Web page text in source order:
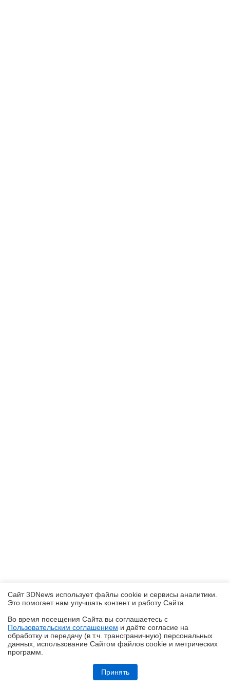
Обзор игрового QD-OLED-монитора ASUS ROG Strix OLED
XG27AQDMES: самый доступный в линейке
Сайт 3DNews использует файлы cookie и сервисы аналитики.
Это помогает нам улучшать контент и работу Cайта.
Во время посещения Cайта вы соглашаетесь с
Пользовательским соглашением и даёте согласие на
обработку и передачу (в т.ч. трансграничную) персональных
данных, использование Cайтом файлов cookie и метрических
программ.
Принять